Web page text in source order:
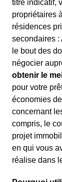
titre indicatif,
propriétaires
résidences
secondaires :
le bout des
négocier
obtenir le
pour votre
économies
concernant
compris, le
projet
en qui vous
réalise dans